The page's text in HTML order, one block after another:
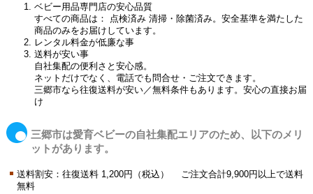
ベビー用品専門店の安心品質
すべての商品は： 点検済み 清掃・除菌済み。安全基準を満たした
商品のみをお届けしています。
レンタル料金が低廉な事
送料が安い事
自社集配の便利さと安心感。
ネットだけでなく、電話でも問合せ・ご注文できます。
三郷市なら往復送料が安い／無料条件もあります。安心の直接お届
け
三郷市は愛育ベビーの自社集配エリアのため、以下のメリ
ットがあります。
送料割安：往復送料 1,200円（税込） ご注文合計9,900円以上で送料
無料